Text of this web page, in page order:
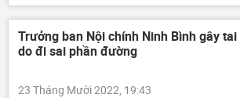
Thế giới
Ukraina
Cuộc khủng hoảng ở Ukraina
Nga
xung đột quân sự
Trưởng ban Nội chính Ninh Bình gây
do đi sai phần đường
23 Tháng Mười 2022, 19:43